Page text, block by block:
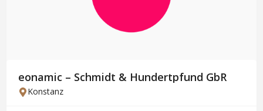
eonamic – Schmidt & Hundertpfund GbR
Konstanz